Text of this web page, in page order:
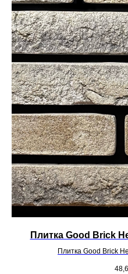
Плитка Good Brick
Плитка Good Brick